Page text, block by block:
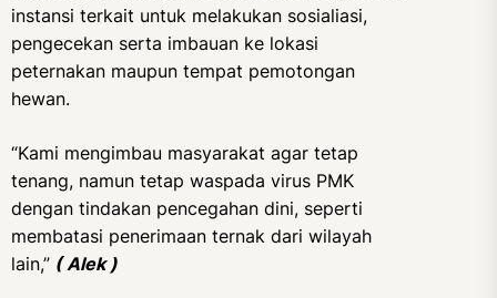
instansi terkait untuk melakukan sosialiasi,
pengecekan serta imbauan ke lokasi
peternakan maupun tempat pemotongan
hewan.
“Kami mengimbau masyarakat agar tetap
tenang, namun tetap waspada virus PMK
dengan tindakan pencegahan dini, seperti
membatasi penerimaan ternak dari wilayah
lain,” ( Alek )